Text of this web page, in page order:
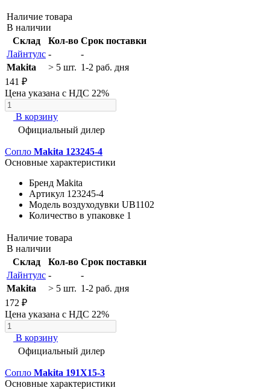
Наличие товара
В наличии
Склад
Кол-во Срок поставки
Лайнтулс -
-
Makita
> 5 шт. 1-2 раб. дня
141 ₽
Цена указана с НДС 22%
В корзину
Официальный дилер
Сопло Makita 123245-4
Основные характеристики
Бренд Makita
Артикул 123245-4
Модель воздуходувки UB1102
Количество в упаковке 1
Наличие товара
В наличии
Склад
Кол-во Срок поставки
Лайнтулс -
-
Makita
> 5 шт. 1-2 раб. дня
172 ₽
Цена указана с НДС 22%
В корзину
Официальный дилер
Сопло Makita 191X15-3
Основные характеристики